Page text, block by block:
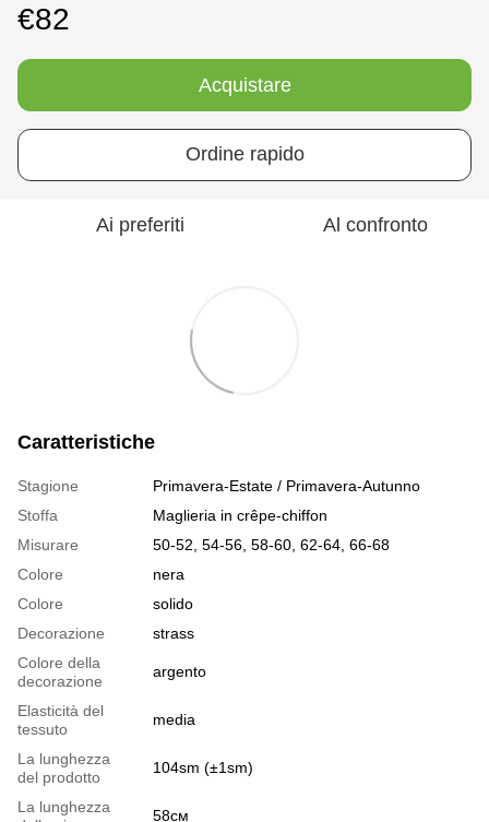
€82
Acquistare
Ordine rapido
Ai preferiti Al confronto
Caratteristiche
Stagione
Primavera-Estate / Primavera-Autunno
Stoffa
Maglieria in crêpe-chiffon
Misurare
50-52, 54-56, 58-60, 62-64, 66-68
Colore
nera
Colore
solido
Decorazione
strass
Colore della
decorazione
argento
Elasticità del
tessuto
media
La lunghezza
del prodotto
104sm (±1sm)
La lunghezza
58см